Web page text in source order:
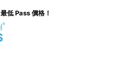
最低 Pass 價格！